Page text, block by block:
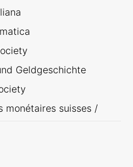
Geldgeschichte
monétaires suisses /